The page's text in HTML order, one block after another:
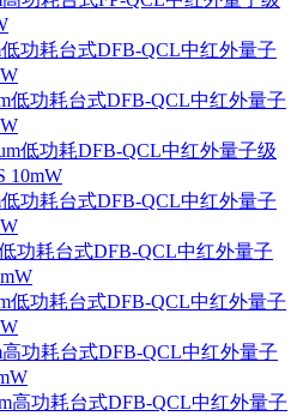
低功耗台式DFB-QCL中红外量子
低功耗台式DFB-QCL中红外量子
低功耗DFB-QCL中红外量子级
10mW
低功耗台式DFB-QCL中红外量子
功耗台式DFB-QCL中红外量子
低功耗台式DFB-QCL中红外量子
高功耗台式DFB-QCL中红外量子
高功耗台式DFB-QCL中红外量子